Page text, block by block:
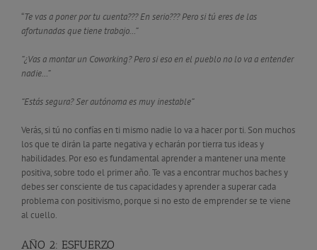
“Te vas a poner por tu cuenta??? En serio??? Pero si tú eres de las
afortunadas que tiene trabajo…”
“¿Vas a montar un Coworking? Pero si eso en el pueblo no lo va a entender
nadie…”
“Estás segura? Ser autónoma es muy inestable”
Verás, si tú no confías en ti mismo nadie lo va a hacer por ti. Son muchos
los que te dirán la parte negativa y echarán por tierra tus ideas y
habilidades. Por eso es fundamental aprender a mantener una mente
positiva, sobre todo el primer año. Te vas a encontrar muchos baches y
debes ser consciente de tus capacidades y aprender a superar cada
problema con positivismo, porque si no esto de emprender se te viene
al cuello.
AÑO 2: ESFUERZO